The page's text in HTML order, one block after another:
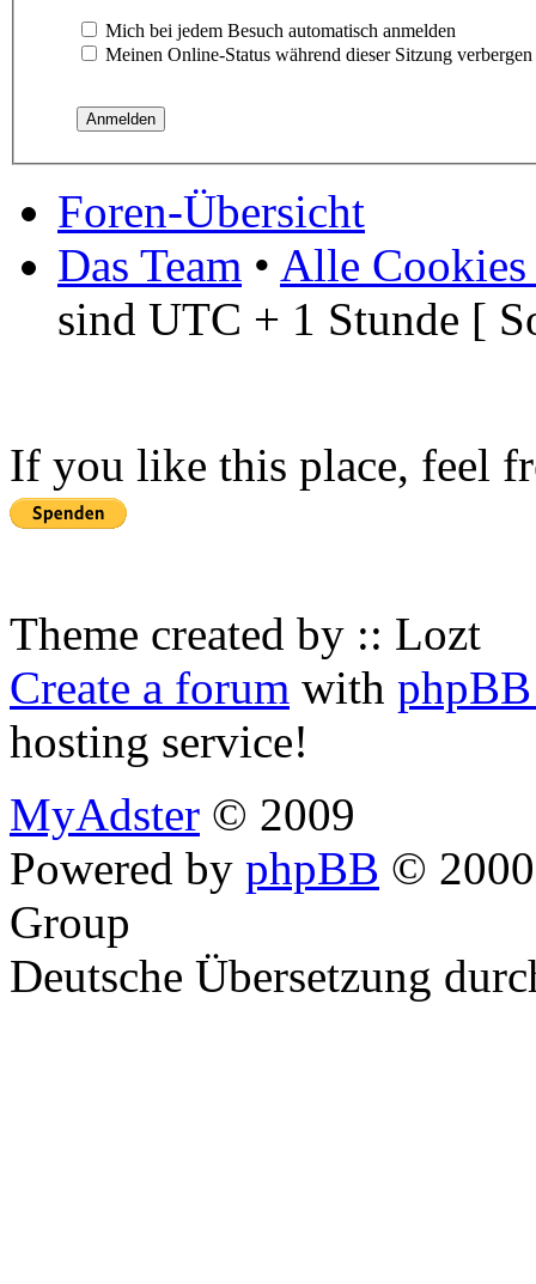
Mich bei jedem Besuch automatisch anmelden
Meinen Online-Status während dieser Sitzung verbergen
Foren-Übersicht
Das Team • Alle Cookies
sind UTC + 1 Stunde [
If you like this place, feel
Theme created by :: Lozt
Create a forum with
hosting service!
MyAdster © 2009
Powered by phpBB ©
Group
Deutsche Übersetzung